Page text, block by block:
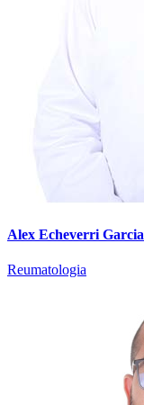
Alex Echeverri Garcia
Reumatologia